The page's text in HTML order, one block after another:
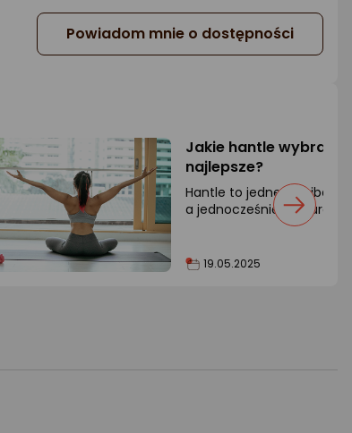
Powiadom mnie o dostępności
Jakie hantle wybrać?
najlepsze?
Hantle to jedne z
a jednocześnie
przyrządy do treningu.
19.05.2025